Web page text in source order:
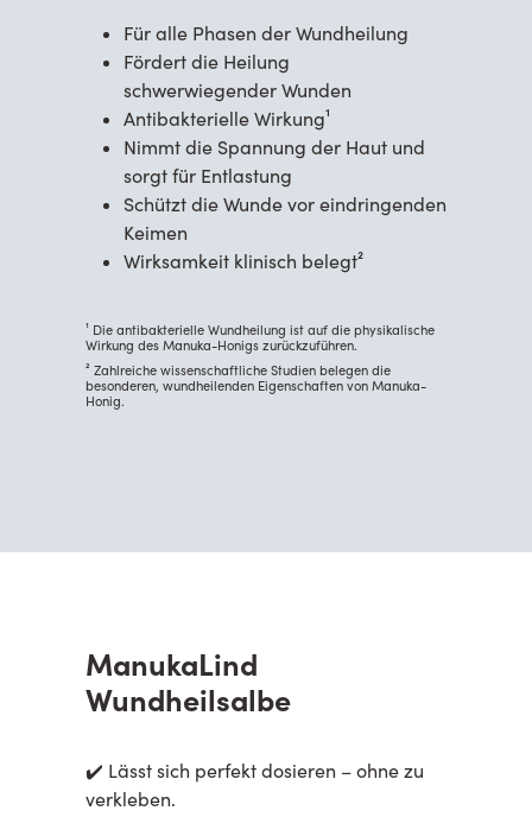
Für alle Phasen der Wundheilung
Fördert die Heilung
schwerwiegender Wunden
Antibakterielle Wirkung¹
Nimmt die Spannung der Haut und
sorgt für Entlastung
Schützt die Wunde vor eindringenden
Keimen
Wirksamkeit klinisch belegt²
¹ Die antibakterielle Wundheilung ist auf die physikalische
Wirkung des Manuka-Honigs zurückzuführen.
² Zahlreiche wissenschaftliche Studien belegen die
besonderen, wundheilenden Eigenschaften von Manuka-
Honig.
ManukaLind
Wundheilsalbe
✔️ Lässt sich perfekt dosieren – ohne zu
verkleben.